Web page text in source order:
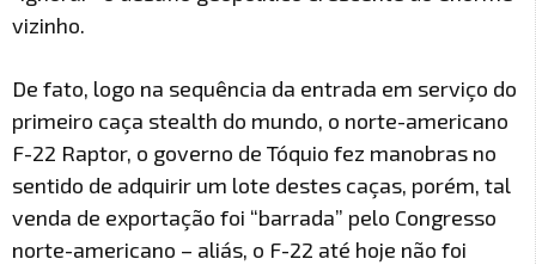
vizinho.
De fato, logo na sequência da entrada em serviço do
primeiro caça stealth do mundo, o norte-americano
F-22 Raptor, o governo de Tóquio fez manobras no
sentido de adquirir um lote destes caças, porém, tal
venda de exportação foi “barrada” pelo Congresso
norte-americano – aliás, o F-22 até hoje não foi